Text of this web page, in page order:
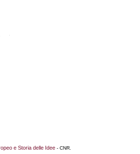
e Storia delle Idee - CNR.